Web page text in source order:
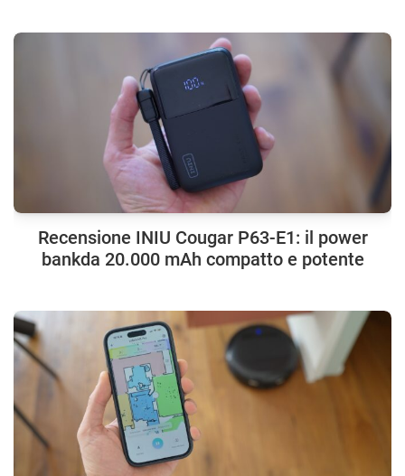
Recensione INIU Cougar P63-E1: il power
bankda 20.000 mAh compatto e potente